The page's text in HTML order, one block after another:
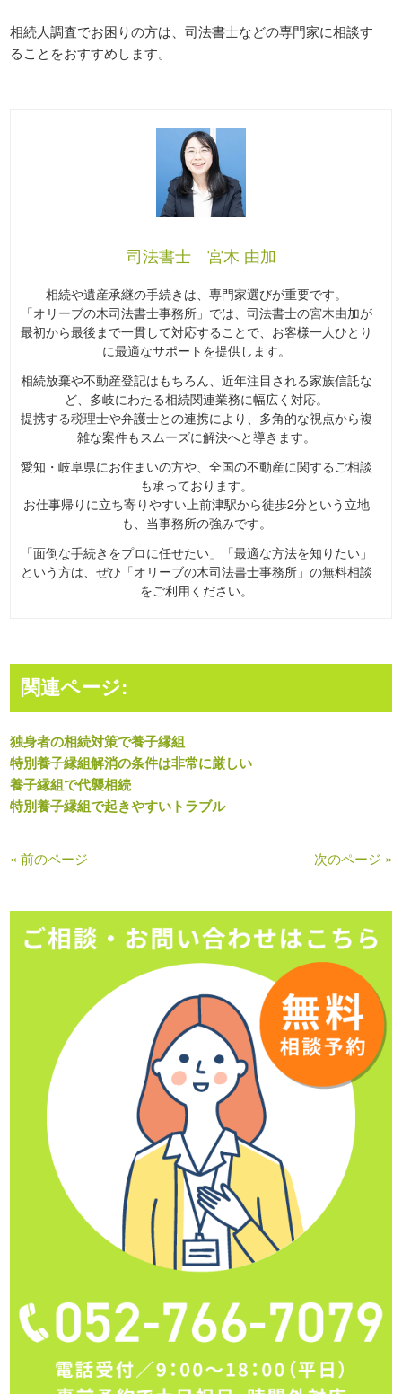
相続人調査でお困りの方は、司法書士などの専門家に相談す
ることをおすすめします。
司法書士 宮木 由加
相続や遺産承継の手続きは、専門家選びが重要です。
「オリーブの木司法書士事務所」では、司法書士の宮木由加が
最初から最後まで一貫して対応することで、お客様一人ひとり
に最適なサポートを提供します。
相続放棄や不動産登記はもちろん、近年注目される家族信託な
ど、多岐にわたる相続関連業務に幅広く対応。
提携する税理士や弁護士との連携により、多角的な視点から複
雑な案件もスムーズに解決へと導きます。
愛知・岐阜県にお住まいの方や、全国の不動産に関するご相談
も承っております。
お仕事帰りに立ち寄りやすい上前津駅から徒歩2分という立地
も、当事務所の強みです。
「面倒な手続きをプロに任せたい」「最適な方法を知りたい」
という方は、ぜひ「オリーブの木司法書士事務所」の無料相談
をご利用ください。
関連ページ:
独身者の相続対策で養子縁組
特別養子縁組解消の条件は非常に厳しい
養子縁組で代襲相続
特別養子縁組で起きやすいトラブル
« 前のページ 次のページ »